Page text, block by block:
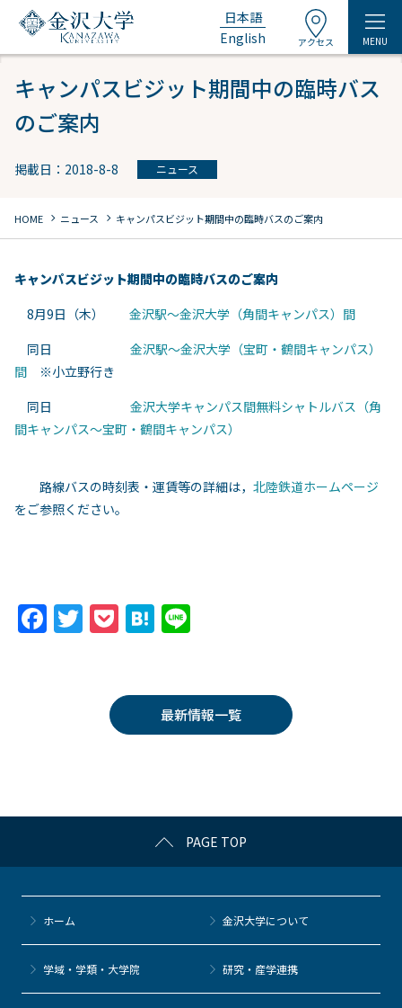
日本語
English
アクセス MENU
キャンパスビジット期間中の臨時バス
のご案内
掲載日：2018-8-8 ニュース
HOME chevron_right ニュース chevron_right キャンパスビジット期間中の臨時バスのご案内
キャンパスビジット期間中の臨時バスのご案内
8月9日（木） 金沢駅～金沢大学（角間キャンパス）間
同日 金沢駅～金沢大学（宝町・鶴間キャンパス）
間 ※小立野行き
同日 金沢大学キャンパス間無料シャトルバス（角
間キャンパス～宝町・鶴間キャンパス）
路線バスの時刻表・運賃等の詳細は， 北陸鉄道ホームページ
をご参照ください。
F
k
T
er
P
k
et
H
n
a
最新情報一覧
PAGE TOP
ホーム 金沢大学について
学域・学類・大学院 研究・産学連携